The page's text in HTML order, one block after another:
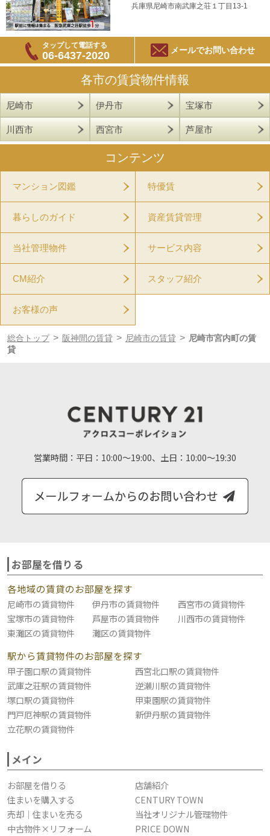
兵庫県尼崎市南武庫之荘１丁目13-1
タップして電話する
06-6437-2020 メールでお問い合わせ
各市の賃貸物件情報
尼崎市 伊丹市 宝塚市
川西市 西宮市 芦屋市
コンテンツ
マンション図鑑 特優賃
暮らしのガイド 資産賃貸管理
当社管理物件 サービス内容
CM紹介 スタッフ紹介
お客様の声
総合トップ > 阪神間の賃貸 > 尼崎市の賃貸 > 尼崎市宮内町の賃
貸
営業時間： 平日：10:00～19:00、土日：10:00～19:30
お部屋を借りる
各地域の賃貸のお部屋を探す
尼崎市の賃貸物件 伊丹市の賃貸物件
西宮市の賃貸物件
宝塚市の賃貸物件
芦屋市の賃貸物件
川西市の賃貸物件
東灘区の賃貸物件
灘区の賃貸物件
駅から賃貸物件のお部屋を探す
甲子園口駅の賃貸物件
西宮北口駅の賃貸物件
武庫之荘駅の賃貸物件
逆瀬川駅の賃貸物件
塚口駅の賃貸物件
甲東園駅の賃貸物件
門戸厄神駅の賃貸物件
新伊丹駅の賃貸物件
立花駅の賃貸物件
メイン
お部屋を借りる
店舗紹介
住まいを購入する
CENTURY TOWN
売却｜住まいを売る
当社オリジナル管理物件
中古物件×リフォーム
PRICE DOWN